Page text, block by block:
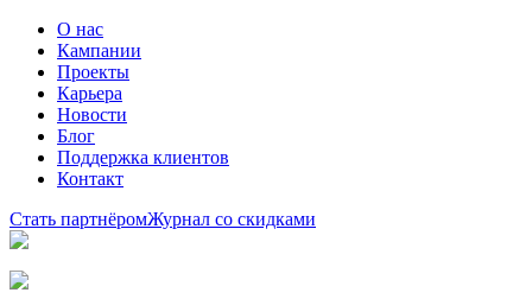
О нас
Кампании
Проекты
Карьера
Новости
Блог
Поддержка клиентов
Контакт
Стать партнёромЖурнал со скидками